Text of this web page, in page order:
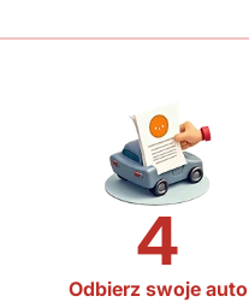
4
Odbierz swoje auto